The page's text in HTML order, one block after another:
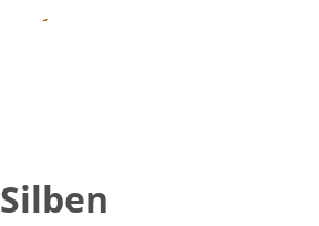
Silben